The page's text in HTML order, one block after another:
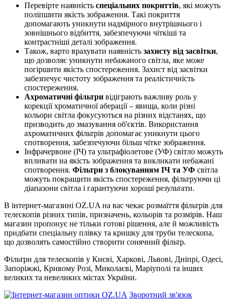
Перевірте наявність спеціальних покриттів, які можуть
поліпшити якість зображення. Такі покриття
допомагають уникнути надмірного внутрішнього і
зовнішнього відбиття, забезпечуючи чіткіші та
контрастніші деталі зображення.
Також, варто врахувати наявність захисту від засвітки,
що дозволяє уникнути небажаного світла, яке може
погіршити якість спостереження. Захист від засвітки
забезпечує чистоту зображення та реалістичність
спостереження.
Ахроматичні фільтри відіграють важливу роль у
корекції хроматичної аберації – явища, коли різні
кольори світла фокусуються на різних відстанях, що
призводить до змазування об'єктів. Використання
ахроматичних фільтрів допомагає уникнути цього
спотворення, забезпечуючи більш чітке зображення.
Інфрачервоне (ІЧ) та ультрафіолетове (УФ) світло можуть
впливати на якість зображення та викликати небажані
спотворення. Фільтри з блокуванням ІЧ та УФ світла
можуть покращити якість спостереження, фільтруючи ці
діапазони світла і гарантуючи хороші результати.
В інтернет-магазині OZ.UA на вас чекає розмаїття фільтрів для
телескопів різних типів, призначень, кольорів та розмірів. Наш
магазин пропонує не тільки готові рішення, але й можливість
придбати спеціальну плівку та кришку для труби телескопа,
що дозволять самостійно створити сонячний фільтр.
Фільтри для телескопів у Києві, Харкові, Львові, Дніпрі, Одесі,
Запоріжжі, Кривому Розі, Миколаєві, Маріуполі та інших
великих та невеликих містах України.
Зворотний зв'язок